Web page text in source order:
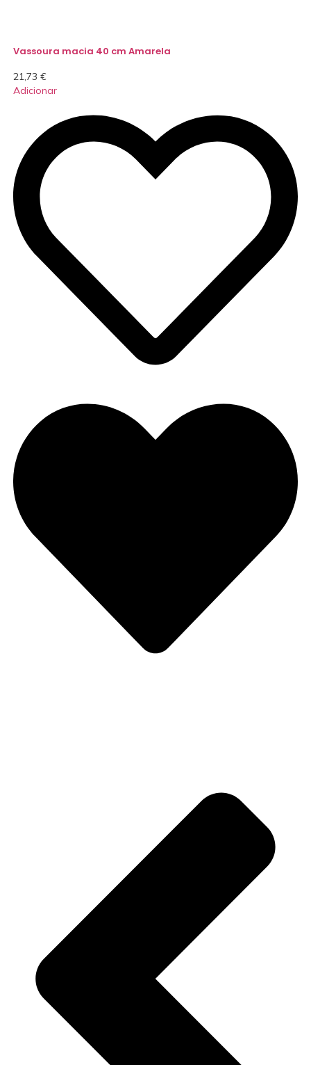
Vassoura macia 40 cm Amarela
21,73 €
Adicionar